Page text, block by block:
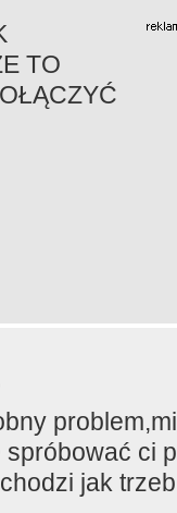
TO
ci
jak